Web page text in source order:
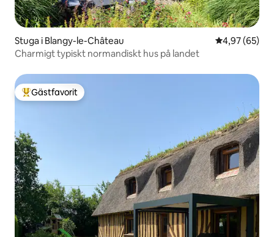
Stuga i Blangy-le-Château 4,97 av 5 i
4,97 (65)
Charmigt typiskt normandiskt hus på landet
Populär gästfavorit
Gästfavorit